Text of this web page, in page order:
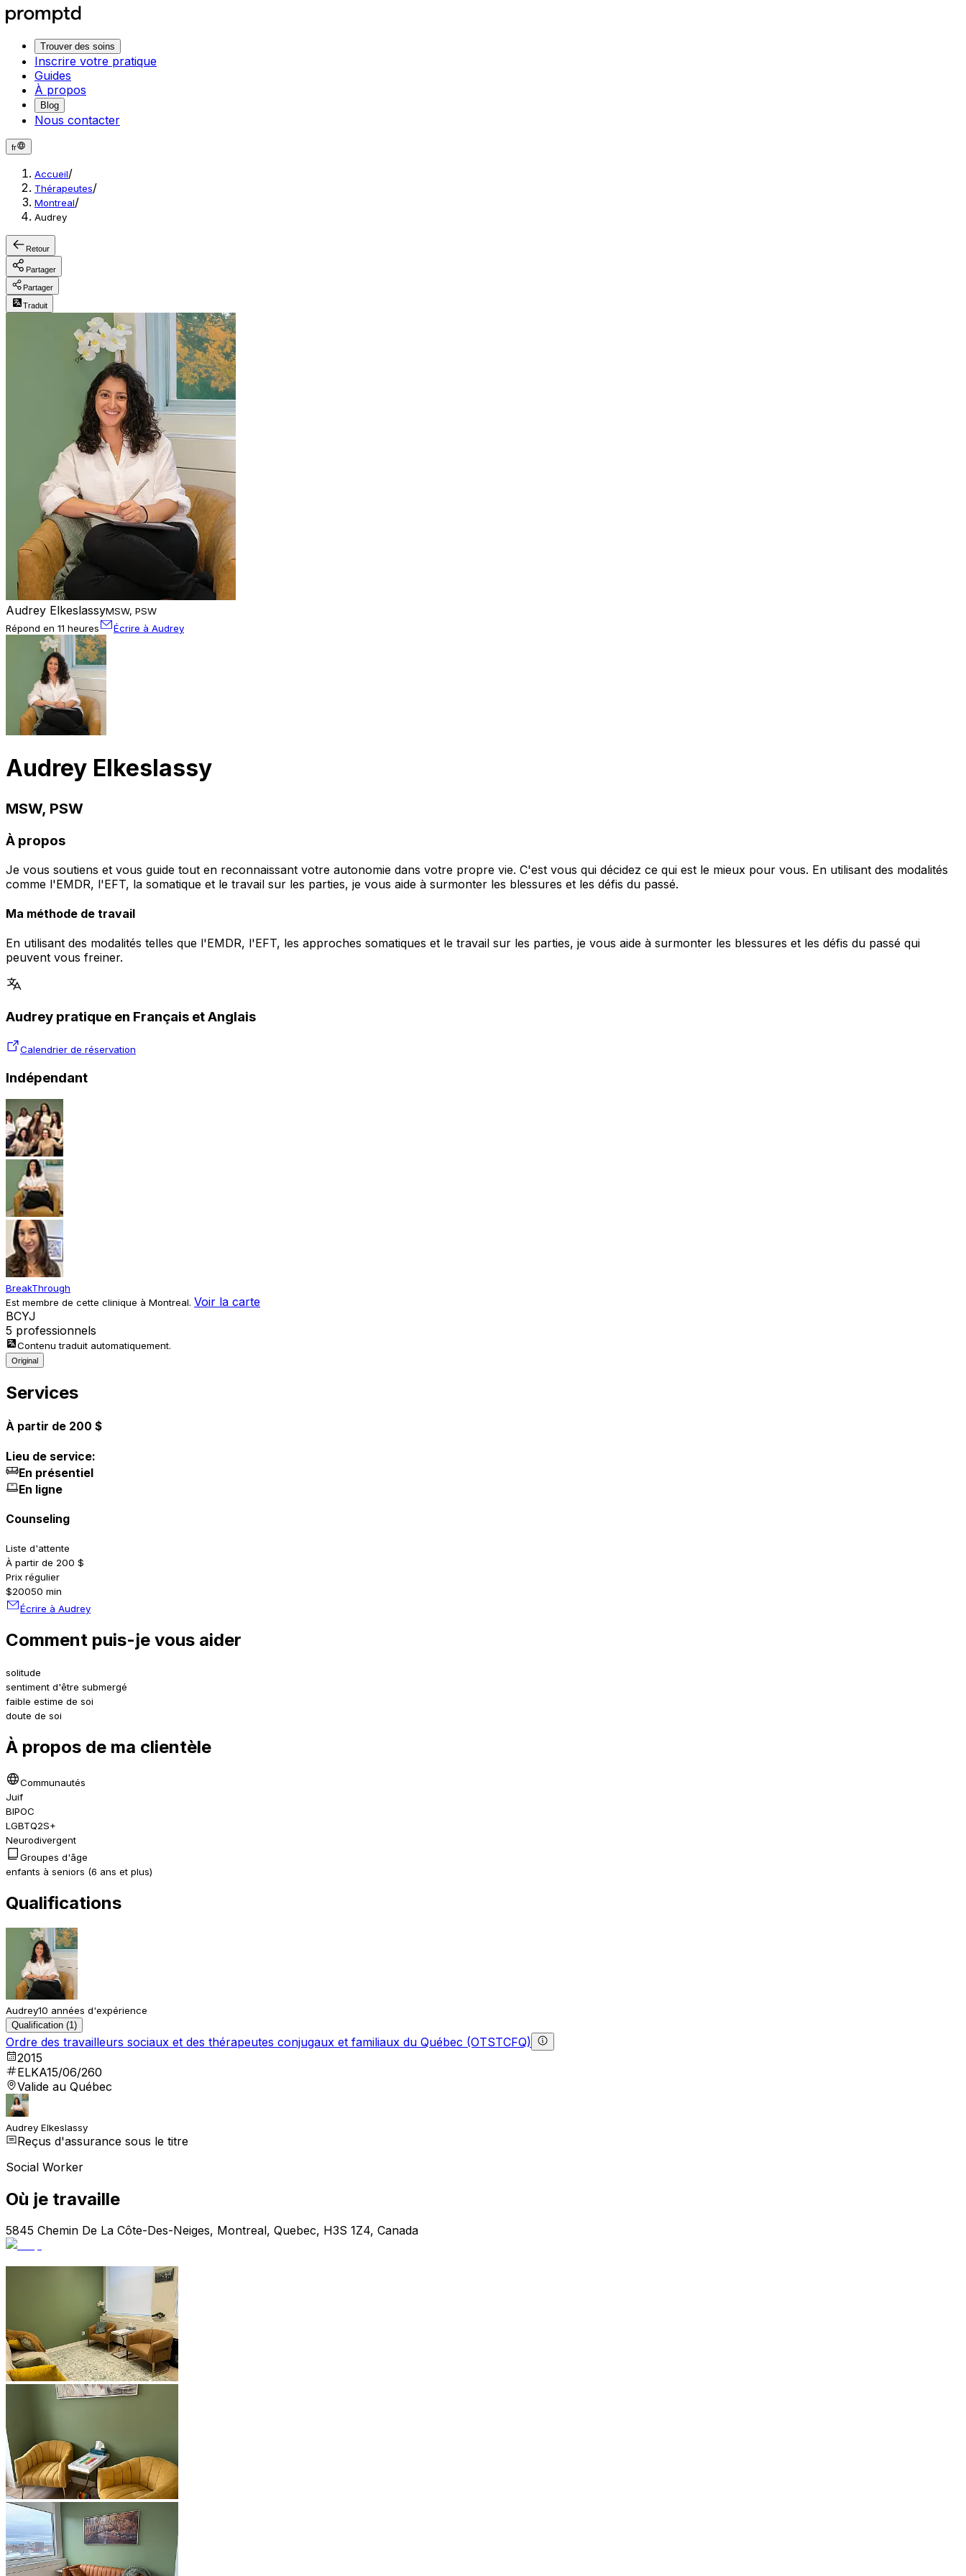
Trouver des soins
Inscrire votre pratique
Guides
À propos
Blog
Nous contacter
fr
Accueil/
Thérapeutes/
Montreal/
Audrey
Retour
Partager
Partager
Traduit
Audrey ElkeslassyMSW, PSW
Répond en 11 heures
Écrire à Audrey
Audrey Elkeslassy
MSW, PSW
À propos
Je vous soutiens et vous guide tout en reconnaissant votre autonomie dans votre propre vie. C'est vous qui décidez ce qui est le mieux pour vous. En utilisant des modalités
comme l'EMDR, l'EFT, la somatique et le travail sur les parties, je vous aide à surmonter les blessures et les défis du passé.
Ma méthode de travail
En utilisant des modalités telles que l'EMDR, l'EFT, les approches somatiques et le travail sur les parties, je vous aide à surmonter les blessures et les défis du passé qui
peuvent vous freiner.
Audrey pratique en Français et Anglais
Calendrier de réservation
Indépendant
BreakThrough
Est membre de cette clinique à Montreal. Voir la carte
BCYJ
5 professionnels
Contenu traduit automatiquement.
Original
Services
À partir de 200 $
Lieu de service:
En présentiel
En ligne
Counseling
Liste d'attente
À partir de 200 $
Prix régulier
$20050 min
Écrire à Audrey
Comment puis-je vous aider
solitude
sentiment d'être submergé
faible estime de soi
doute de soi
À propos de ma clientèle
Communautés
Juif
BIPOC
LGBTQ2S+
Neurodivergent
Groupes d'âge
enfants à seniors (6 ans et plus)
Qualifications
Audrey10 années d'expérience
Qualification (1)
Ordre des travailleurs sociaux et des thérapeutes conjugaux et familiaux du Québec (OTSTCFQ)
2015
ELKA15/06/260
Valide au Québec
Audrey Elkeslassy
Reçus d'assurance sous le titre
Social Worker
Où je travaille
5845 Chemin De La Côte-Des-Neiges, Montreal, Quebec, H3S 1Z4, Canada